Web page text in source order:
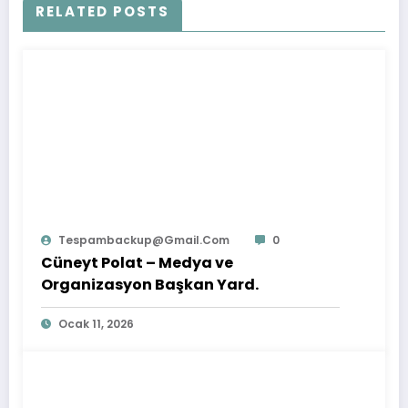
RELATED POSTS
Tespambackup@gmail.com 0
Cüneyt Polat – Medya ve
Organizasyon Başkan Yard.
Ocak 11, 2026